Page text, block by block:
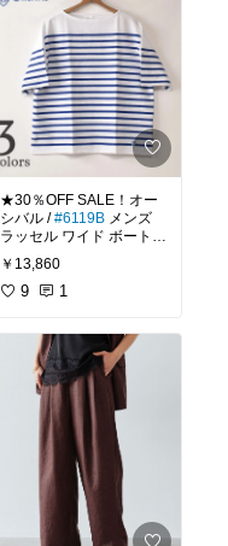
★30％OFF SALE！オー
シバル /#6119B メンズ
ラッセル ワイド ボートネ
クシャツ 半袖 ボーダーT
シャツORCIVAL / Men's
￥13,860
9 1